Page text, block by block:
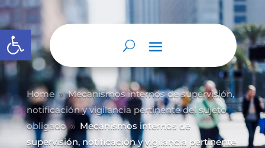
Abrir barra de herramientas
Home 9 Mecanismos internos de supervisión,
notificación y vigilancia pertinente del sujeto
obligado 9 Mecanismos internos de
supervisión, notificación y vigilancia pertinente